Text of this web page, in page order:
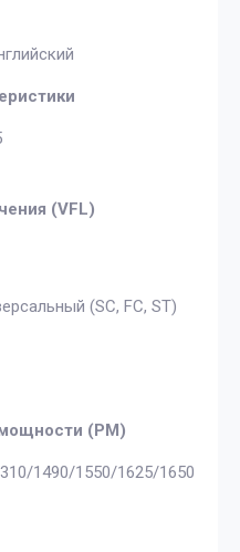
(VFL)
(SC, FC, ST)
(PM)
1490/1550/1625/1650